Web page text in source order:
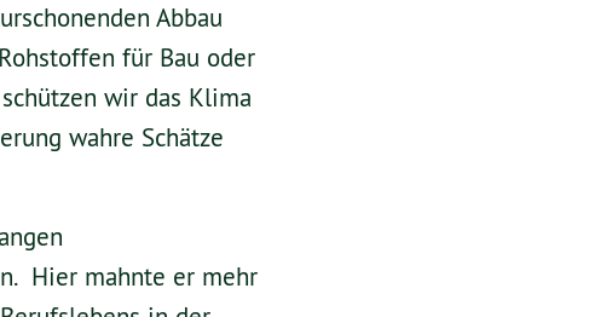
Abbau
für Bau oder
wir das Klima
wahre Schätze
Hier mahnte er mehr